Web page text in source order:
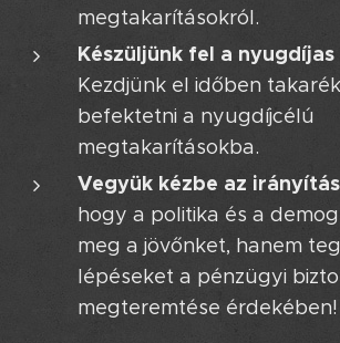
megtakarításokról.
Készüljünk fel a nyugdíjas
Kezdjünk el időben
befektetni a nyugdíjcélú
megtakarításokba.
Vegyük kézbe az
hogy a politika és a
meg a jövőnket, hanem
lépéseket a pénzügyi
megteremtése érdekében!